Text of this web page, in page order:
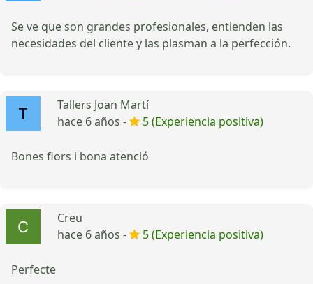
Se ve que son grandes profesionales, entienden las
necesidades del cliente y las plasman a la perfección.
Tallers Joan Martí
hace 6 años -
5 (Experiencia positiva)
Bones flors i bona atenció
Creu
hace 6 años -
5 (Experiencia positiva)
Perfecte